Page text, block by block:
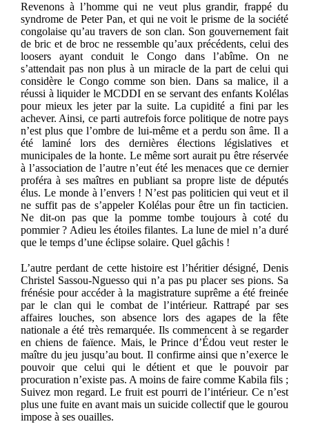
Revenons à l’homme qui ne veut plus grandir, frappé du
syndrome de Peter Pan, et qui ne voit le prisme de la société
congolaise qu’au travers de son clan. Son gouvernement fait
de bric et de broc ne ressemble qu’aux précédents, celui des
loosers ayant conduit le Congo dans l’abîme. On ne
s’attendait pas non plus à un miracle de la part de celui qui
considère le Congo comme son bien. Dans sa malice, il a
réussi à liquider le MCDDI en se servant des enfants Kolélas
pour mieux les jeter par la suite. La cupidité a fini par les
achever. Ainsi, ce parti autrefois force politique de notre pays
n’est plus que l’ombre de lui-même et a perdu son âme. Il a
été laminé lors des dernières élections législatives et
municipales de la honte. Le même sort aurait pu être réservée
à l’association de l’autre n’eut été les menaces que ce dernier
proféra à ses maîtres en publiant sa propre liste de députés
élus. Le monde à l’envers ! N’est pas politicien qui veut et il
ne suffit pas de s’appeler Kolélas pour être un fin tacticien.
Ne dit-on pas que la pomme tombe toujours à coté du
pommier ? Adieu les étoiles filantes. La lune de miel n’a duré
que le temps d’une éclipse solaire. Quel gâchis !
L’autre perdant de cette histoire est l’héritier désigné, Denis
Christel Sassou-Nguesso qui n’a pas pu placer ses pions. Sa
frénésie pour accéder à la magistrature suprême a été freinée
par le clan qui le combat de l’intérieur. Rattrapé par ses
affaires louches, son absence lors des agapes de la fête
nationale a été très remarquée. Ils commencent à se regarder
en chiens de faïence. Mais, le Prince d’Édou veut rester le
maître du jeu jusqu’au bout. Il confirme ainsi que n’exerce le
pouvoir que celui qui le détient et que le pouvoir par
procuration n’existe pas. A moins de faire comme Kabila fils ;
Suivez mon regard. Le fruit est pourri de l’intérieur. Ce n’est
plus une fuite en avant mais un suicide collectif que le gourou
impose à ses ouailles.